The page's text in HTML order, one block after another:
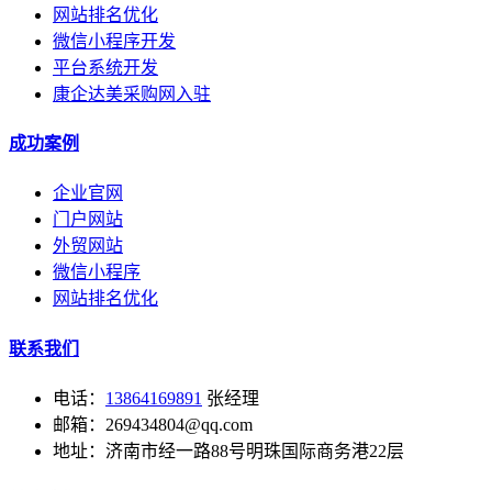
网站排名优化
微信小程序开发
平台系统开发
康企达美采购网入驻
成功案例
企业官网
门户网站
外贸网站
微信小程序
网站排名优化
联系我们
电话： 13864169891 张经理
邮箱：269434804@qq.com
地址：济南市经一路88号明珠国际商务港22层